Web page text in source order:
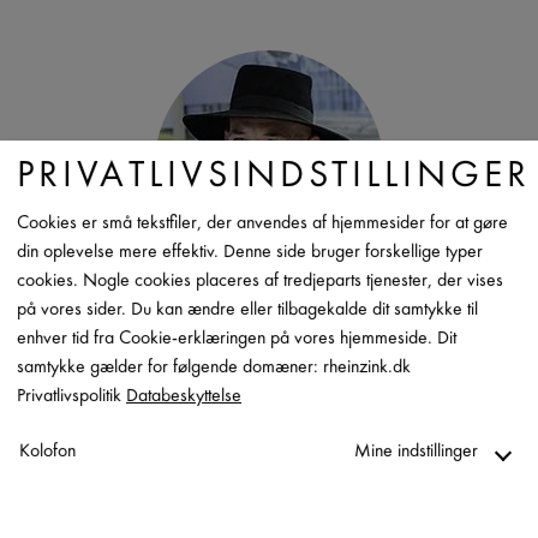
Christian Gartke, tagdækkermester
PRIVATLIVSINDSTILLINGER
Cookies er små tekstfiler, der anvendes af hjemmesider for at gøre
din oplevelse mere effektiv. Denne side bruger forskellige typer
cookies. Nogle cookies placeres af tredjeparts tjenester, der vises
på vores sider. Du kan ændre eller tilbagekalde dit samtykke til
enhver tid fra Cookie-erklæringen på vores hjemmeside. Dit
samtykke gælder for følgende domæner: rheinzink.dk
Privatlivspolitik Databeskyttelse
Kolofon Mine indstillinger